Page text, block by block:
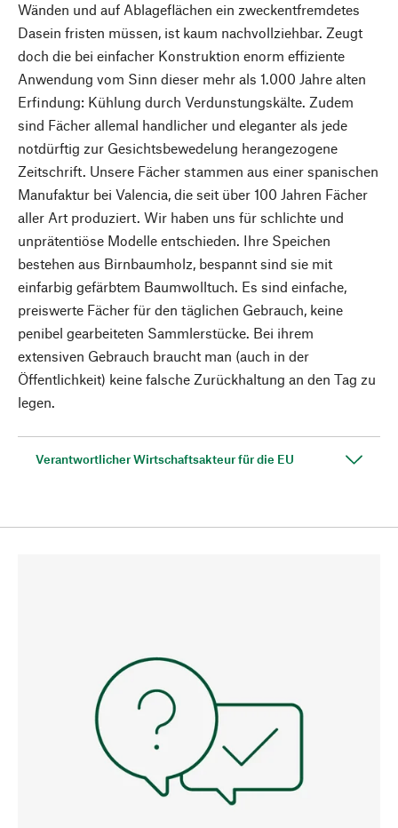
Wänden und auf Ablageflächen ein zweckentfremdetes
Dasein fristen müssen, ist kaum nachvollziehbar. Zeugt
doch die bei einfacher Konstruktion enorm effiziente
Anwendung vom Sinn dieser mehr als 1.000 Jahre alten
Erfindung: Kühlung durch Verdunstungskälte. Zudem
sind Fächer allemal handlicher und eleganter als jede
notdürftig zur Gesichtsbewedelung herangezogene
Zeitschrift. Unsere Fächer stammen aus einer spanischen
Manufaktur bei Valencia, die seit über 100 Jahren Fächer
aller Art produziert. Wir haben uns für schlichte und
unprätentiöse Modelle entschieden. Ihre Speichen
bestehen aus Birnbaumholz, bespannt sind sie mit
einfarbig gefärbtem Baumwolltuch. Es sind einfache,
preiswerte Fächer für den täglichen Gebrauch, keine
penibel gearbeiteten Sammlerstücke. Bei ihrem
extensiven Gebrauch braucht man (auch in der
Öffentlichkeit) keine falsche Zurückhaltung an den Tag zu
legen.
Verantwortlicher Wirtschaftsakteur für die EU